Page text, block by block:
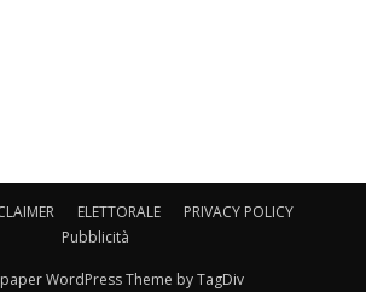
ELETTORALE
PRIVACY POLICY
Pubblicità
WordPress Theme by TagDiv